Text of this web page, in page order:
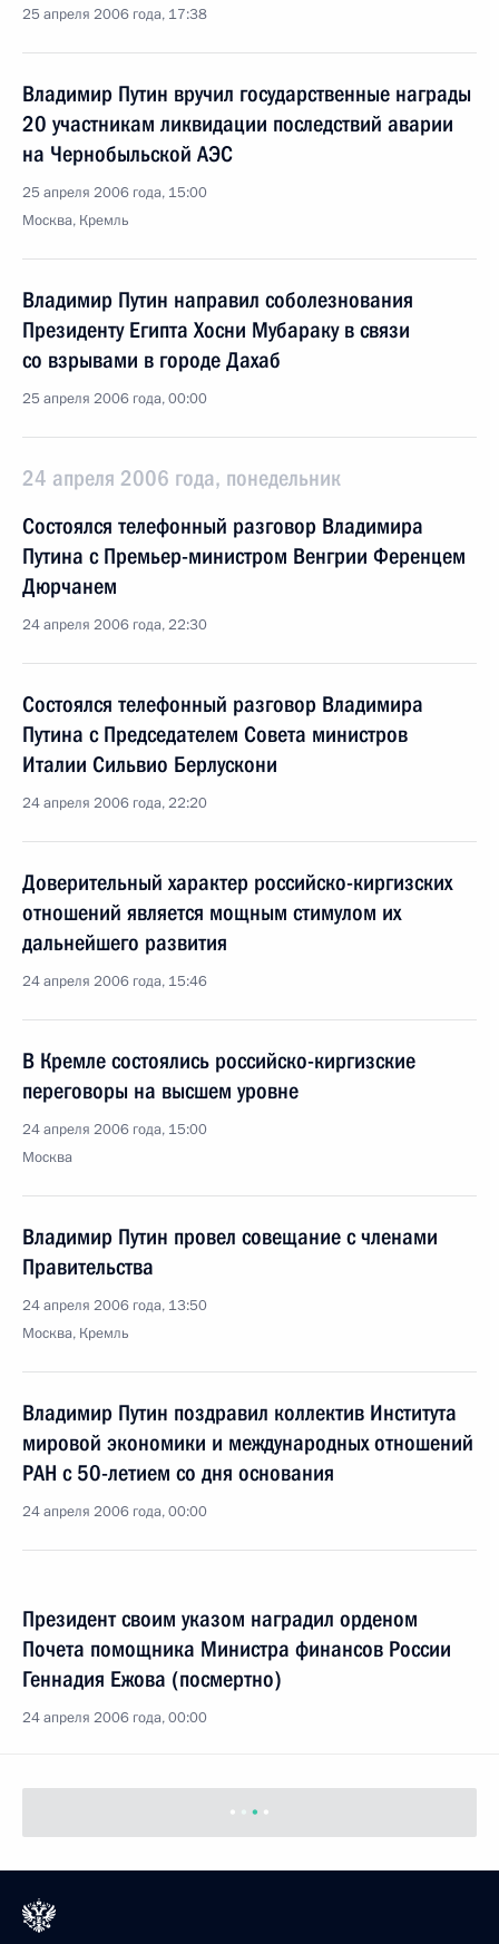
25 апреля 2006 года, 17:38
Владимир Путин вручил государственные награды
20 участникам ликвидации последствий аварии
на Чернобыльской АЭС
25 апреля 2006 года, 15:00
Москва, Кремль
Владимир Путин направил соболезнования
Президенту Египта Хосни Мубараку в связи
со взрывами в городе Дахаб
25 апреля 2006 года, 00:00
24 апреля 2006 года, понедельник
Состоялся телефонный разговор Владимира
Путина с Премьер-министром Венгрии Ференцем
Дюрчанем
24 апреля 2006 года, 22:30
Состоялся телефонный разговор Владимира
Путина с Председателем Совета министров
Италии Сильвио Берлускони
24 апреля 2006 года, 22:20
Доверительный характер российско-киргизских
отношений является мощным стимулом их
дальнейшего развития
24 апреля 2006 года, 15:46
В Кремле состоялись российско-киргизские
переговоры на высшем уровне
24 апреля 2006 года, 15:00
Москва
Владимир Путин провел совещание с членами
Правительства
24 апреля 2006 года, 13:50
Москва, Кремль
Владимир Путин поздравил коллектив Института
мировой экономики и международных отношений
РАН с 50-летием со дня основания
24 апреля 2006 года, 00:00
Президент своим указом наградил орденом
Почета помощника Министра финансов России
Геннадия Ежова (посмертно)
24 апреля 2006 года, 00:00